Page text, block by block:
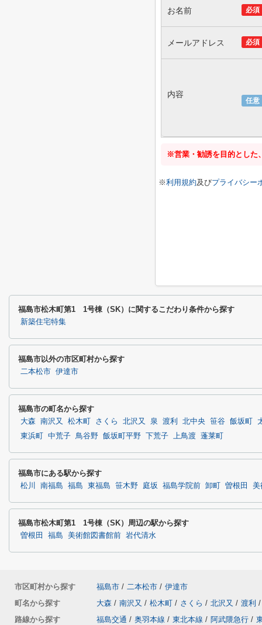
必須
お名前
必須
メールアドレス
任意
内容
※営業・勧誘を目的とした
※利用規約及びプライバシー
福島市松木町第1 1号棟（SK）に関するこだわり条件から探す
新築住宅特集
福島市以外の市区町村から探す
二本松市 伊達市
福島市の町名から探す
大森 南沢又 松木町 さくら 北沢又 泉 渡利 北中央 笹谷 飯坂町
東浜町
中荒子 鳥谷野 飯坂町平野 下荒子 上鳥渡 蓬莱町
福島市にある駅から探す
松川 南福島 福島 東福島 笹木野 庭坂 福島学院前 卸町 曽根田 美
福島市松木町第1 1号棟（SK）周辺の駅から探す
曽根田 福島 美術館図書館前 岩代清水
市区町村から探す 福島市 / 二本松市 / 伊達市
町名から探す
大森 / 南沢又 / 松木町 / さくら / 北沢又 / 渡利 /
路線から探す
福島交通 / 奥羽本線 / 東北本線 / 阿武隈急行 /